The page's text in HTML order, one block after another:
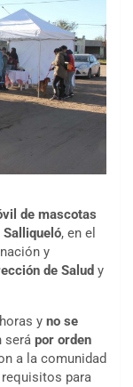
de mascotas
, en el
y
de Salud y
y no se
será por orden
a la comunidad
para